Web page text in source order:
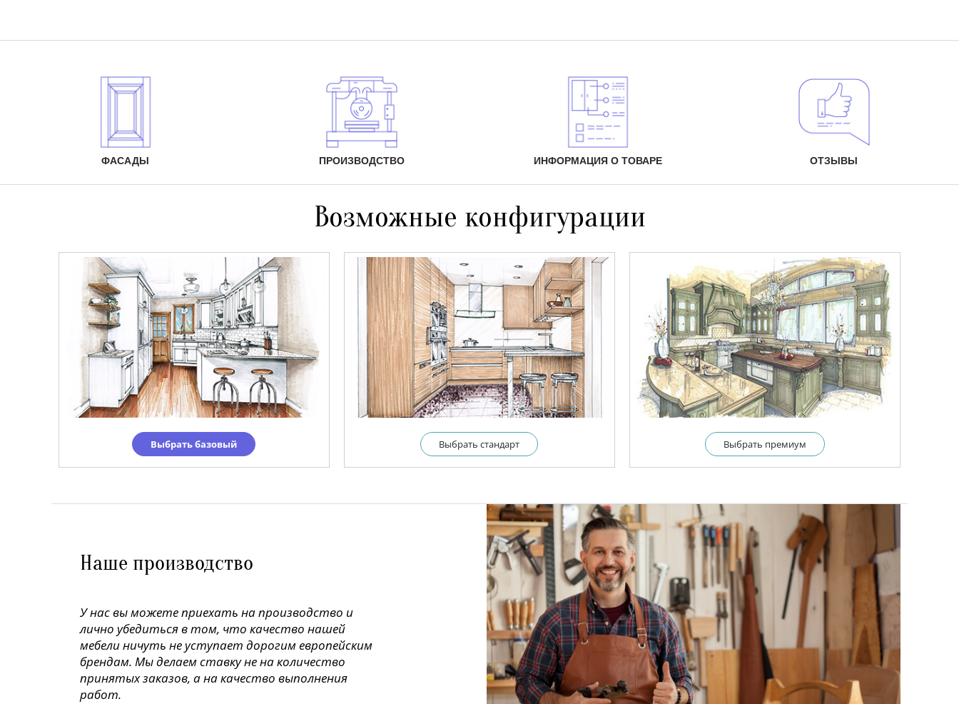
ФАСАДЫ ПРОИЗВОДСТВО ИНФОРМАЦИЯ О ТОВАРЕ ОТЗЫВЫ
Возможные конфигурации
Выбрать базовый Выбрать cтандарт Выбрать премиум
Наше производство
У нас вы можете приехать на производство и
лично убедиться в том, что качество нашей
мебели ничуть не уступает дорогим европейским
брендам. Мы делаем ставку не на количество
принятых заказов, а на качество выполнения
работ.